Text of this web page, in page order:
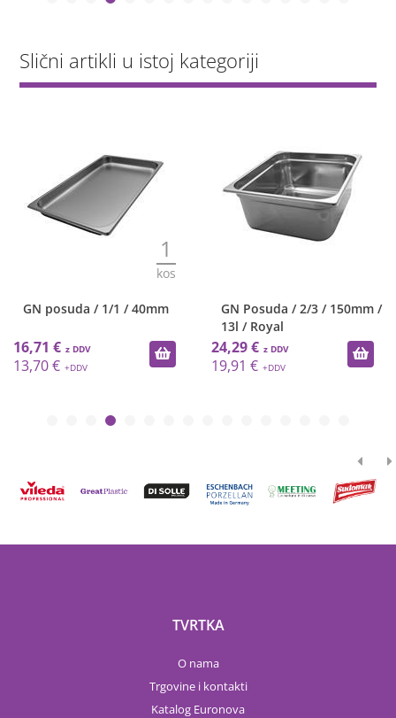
Slični artikli u istoj kategoriji
1
kos
GN posuda / 1/1 / 40mm
16,71 €
13,70 €
GN Posuda / 2/3 / 150mm /
13l / Royal
24,29 €
19,91 €
TVRTKA
O nama
Trgovine i kontakti
Katalog Euronova